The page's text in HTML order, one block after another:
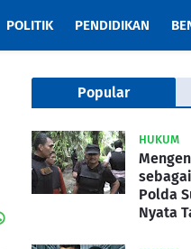
POLITIK PENDIDIKAN
Popular
HUKUM
Polda
Nyata